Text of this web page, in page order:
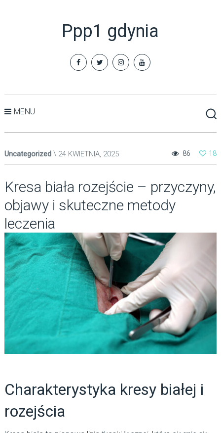
Ppp1 gdynia
MENU
Uncategorized 24 KWIETNIA, 2025 18
86
Kresa biała rozejście – przyczyny,
objawy i skuteczne metody
leczenia
Charakterystyka kresy białej i
rozejścia